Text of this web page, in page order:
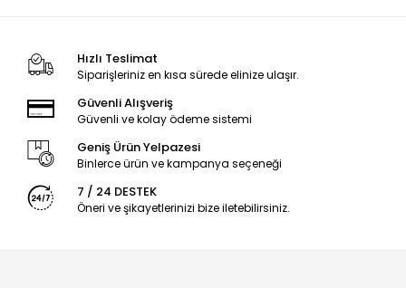
Hızlı Teslimat
Siparişleriniz en kısa sürede elinize ulaşır.
Güvenli Alışveriş
Güvenli ve kolay ödeme sistemi
Geniş Ürün Yelpazesi
Binlerce ürün ve kampanya seçeneği
7 / 24 DESTEK
Öneri ve şikayetlerinizi bize iletebilirsiniz.